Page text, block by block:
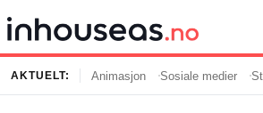
AKTUELT: Animasjon Sosiale medier